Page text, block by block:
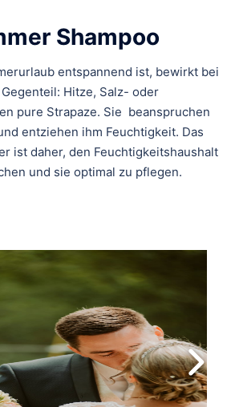
Shampoo
entspannend ist, bewirkt bei
Hitze, Salz- oder
pure Strapaze. Sie beanspruchen
entziehen ihm Feuchtigkeit. Das
ist daher, den Feuchtigkeitshaushalt
und sie optimal zu pflegen.